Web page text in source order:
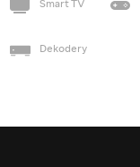
Smart TV
Dekodery